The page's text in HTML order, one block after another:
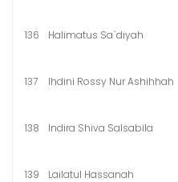
136
Halimatus Sa`diyah
137
Ihdini Rossy Nur Ashihhah
138
Indira Shiva Salsabila
139
Lailatul Hassanah